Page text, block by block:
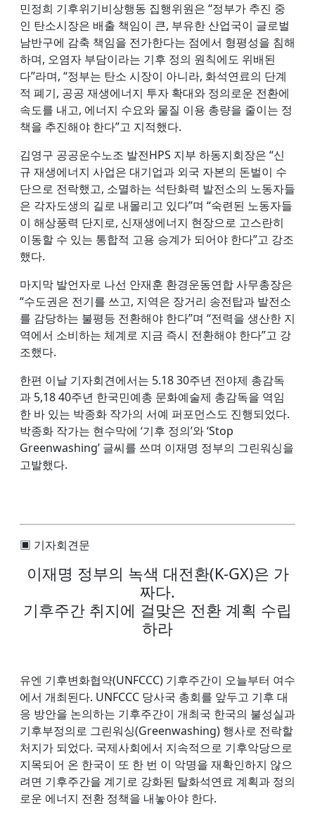
민정희 기후위기비상행동 집행위원은 “정부가 추진 중
인 탄소시장은 배출 책임이 큰, 부유한 산업국이 글로벌
남반구에 감축 책임을 전가한다는 점에서 형평성을 침해
하며, 오염자 부담이라는 기후 정의 원칙에도 위배된
다”라며, “정부는 탄소 시장이 아니라, 화석연료의 단계
적 폐기, 공공 재생에너지 투자 확대와 정의로운 전환에
속도를 내고, 에너지 수요와 물질 이용 총량을 줄이는 정
책을 추진해야 한다”고 지적했다.
김영구 공공운수노조 발전HPS 지부 하동지회장은 “신
규 재생에너지 사업은 대기업과 외국 자본의 돈벌이 수
단으로 전락했고, 소멸하는 석탄화력 발전소의 노동자들
은 각자도생의 길로 내몰리고 있다”며 “숙련된 노동자들
이 해상풍력 단지로, 신재생에너지 현장으로 고스란히
이동할 수 있는 통합적 고용 승계가 되어야 한다”고 강조
했다.
마지막 발언자로 나선 안재훈 환경운동연합 사무총장은
“수도권은 전기를 쓰고, 지역은 장거리 송전탑과 발전소
를 감당하는 불평등 전환해야 한다”며 “전력을 생산한 지
역에서 소비하는 체계로 지금 즉시 전환해야 한다”고 강
조했다.
한편 이날 기자회견에서는 5.18 30주년 전야제 총감독
과 5,18 40주년 한국민예총 문화예술제 총감독을 역임
한 바 있는 박종화 작가의 서예 퍼포먼스도 진행되었다.
박종화 작가는 현수막에 ‘기후 정의’와 ‘Stop
Greenwashing’ 글씨를 쓰며 이재명 정부의 그린워싱을
고발했다.
▣ 기자회견문
이재명 정부의 녹색 대전환(K-GX)은 가
짜다.
기후주간 취지에 걸맞은 전환 계획 수립
하라
유엔 기후변화협약(UNFCCC) 기후주간이 오늘부터 여수
에서 개최된다. UNFCCC 당사국 총회를 앞두고 기후 대
응 방안을 논의하는 기후주간이 개최국 한국의 불성실과
기후부정의로 그린워싱(Greenwashing) 행사로 전락할
처지가 되었다. 국제사회에서 지속적으로 기후악당으로
지목되어 온 한국이 또 한 번 이 악명을 재확인하지 않으
려면 기후주간을 계기로 강화된 탈화석연료 계획과 정의
로운 에너지 전환 정책을 내놓아야 한다.